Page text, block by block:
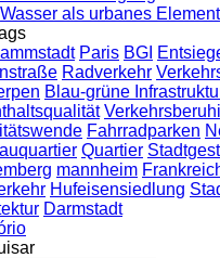
Wasser als urbanes Element
Paris BGI
Radverkehr
Blau-grüne
Fahrradparken
Quartier
mannheim
Hufeisensiedlung
Darmstadt